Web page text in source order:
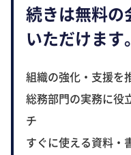
続きは無料の
いただけます。
組織の強化・支援を
総務部門の実務に役
チ
すぐに使える資料・